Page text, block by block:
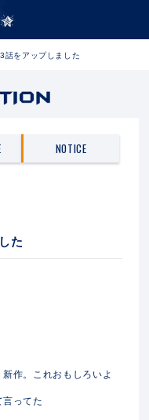
をアップしました
NOTICE
た
作。これおもしろいよ
ってた